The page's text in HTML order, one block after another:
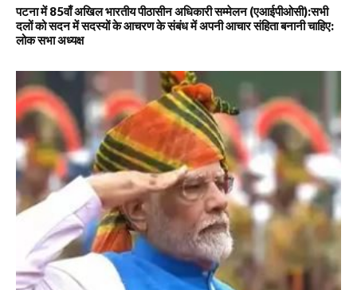
पटना में 85वाँ अखिल भारतीय पीठासीन अधिकारी सम्मेलन (एआईपीओसी):सभी
दलों को सदन में सदस्यों के आचरण के संबंध में अपनी आचार संहिता बनानी चाहिए:
लोक सभा अध्यक्ष